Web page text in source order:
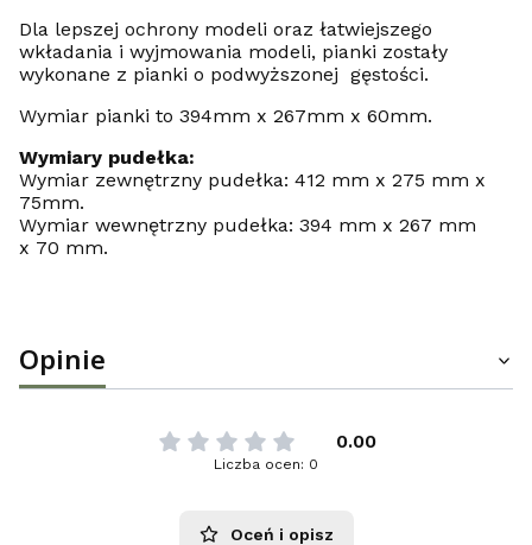
Dla lepszej ochrony modeli oraz łatwiejszego
wkładania i wyjmowania modeli, pianki zostały
wykonane z pianki o podwyższonej gęstości.
Wymiar pianki to 394mm x 267mm x 60mm.
Wymiary pudełka:
Wymiar zewnętrzny pudełka: 412 mm x 275 mm x
75mm.
Wymiar wewnętrzny pudełka: 394 mm x 267 mm
x 70 mm.
Opinie
0.00
Liczba ocen: 0
Oceń i opisz